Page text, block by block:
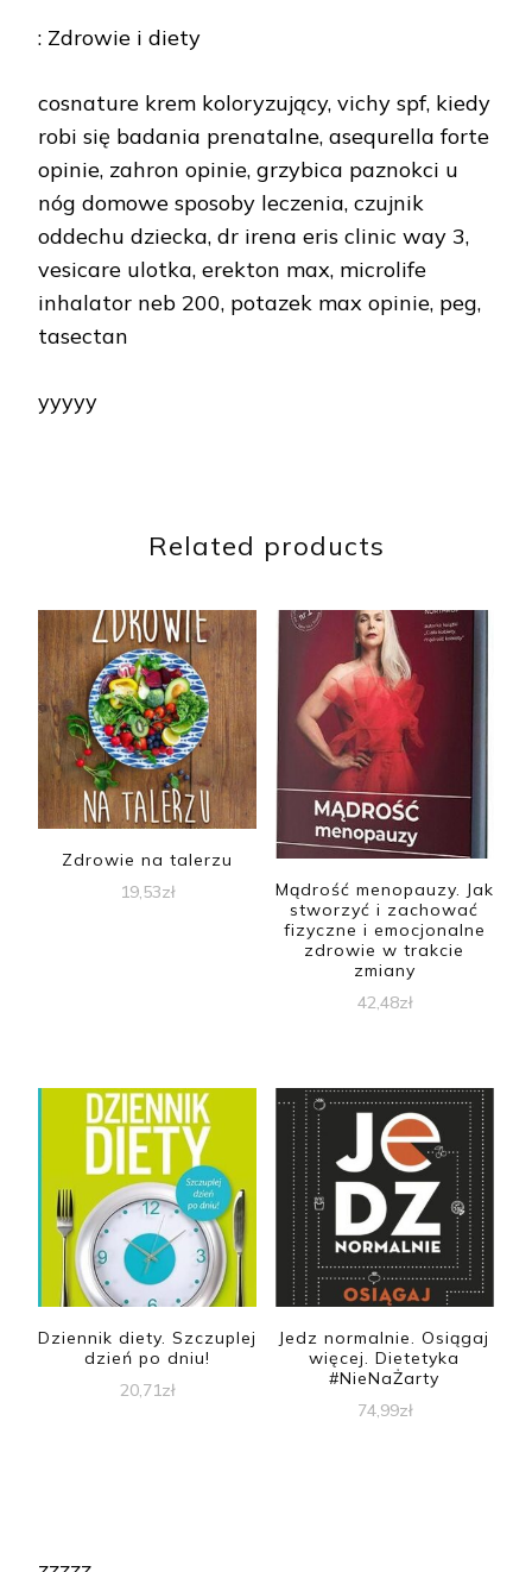
: Zdrowie i diety
cosnature krem koloryzujący, vichy spf, kiedy
robi się badania prenatalne, asequrella forte
opinie, zahron opinie, grzybica paznokci u
nóg domowe sposoby leczenia, czujnik
oddechu dziecka, dr irena eris clinic way 3,
vesicare ulotka, erekton max, microlife
inhalator neb 200, potazek max opinie, peg,
tasectan
yyyyy
Related products
Zdrowie na talerzu
19,53zł
Mądrość menopauzy. Jak
stworzyć i zachować
fizyczne i emocjonalne
zdrowie w trakcie
zmiany
42,48zł
Dziennik diety. Szczuplej
dzień po dniu!
20,71zł
Jedz normalnie. Osiągaj
więcej. Dietetyka
#NieNaŻarty
74,99zł